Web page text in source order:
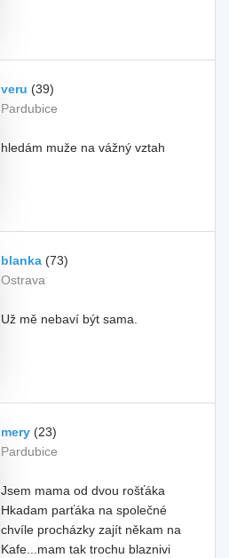
veru (39)
Pardubice
hledám muže na vážný vztah
blanka (73)
Ostrava
Už mě nebaví být sama.
mery (23)
Pardubice
Jsem mama od dvou rošťáka
Hkadam parťáka na společné
chvíle procházky zajít někam na
Kafe...mam tak trochu blaznivi